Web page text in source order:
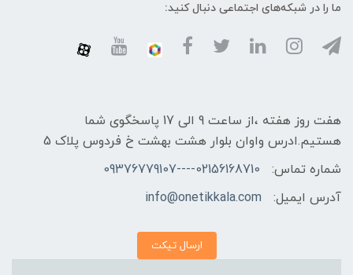
ما را در شبکه‌های اجتماعی دنبال کنید:
هفت روز هفته ،از ساعت 9 الی 17 پاسخگوی شما
هستیم.ادرس واوان بلوار هشت بهشت خ فردوس پلاک 5
شماره تماس:
02156168710----09376779107
آدرس ایمیل:
info@onetikkala.com
ارسال تیکت